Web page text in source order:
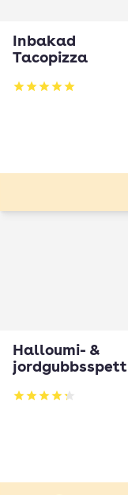
Inbakad
Tacopizza
Betyg: 5 av 5
Halloumi- &
jordgubbsspett
Betyg: 4.3 av 5